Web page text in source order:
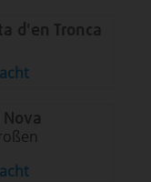
d'en Tronca
Nova